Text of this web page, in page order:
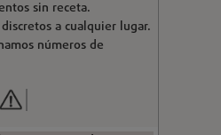
sin receta.
a cualquier lugar.
números de